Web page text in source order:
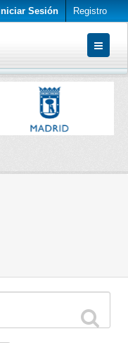
Iniciar Sesión Registro